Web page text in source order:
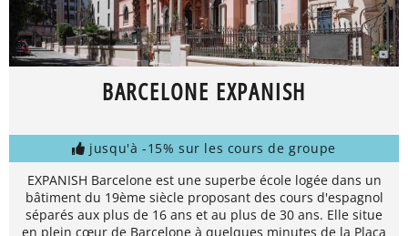
BARCELONE EXPANISH
jusqu'à -15% sur les cours de groupe
EXPANISH Barcelone est une superbe école logée dans un
bâtiment du 19ème siècle proposant des cours d'espagnol
séparés aux plus de 16 ans et au plus de 30 ans. Elle situe
en plein cœur de Barcelone à quelques minutes de la Plaça